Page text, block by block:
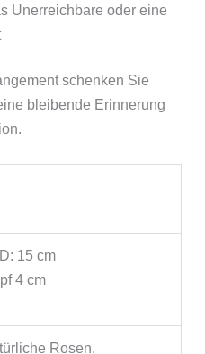
Unerreichbare oder eine
schenken Sie
bleibende Erinnerung
15 cm
4 cm
Rosen,